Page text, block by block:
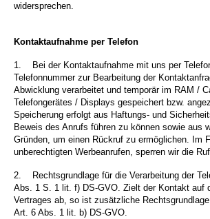
widersprechen.
Kontaktaufnahme per Telefon
1.
Bei der Kontaktaufnahme mit uns per
Telefonnummer zur Bearbeitung der
Abwicklung verarbeitet und temporär im RAM /
Telefongerätes / Displays gespeichert bzw.
Speicherung erfolgt aus Haftungs- und
Beweis des Anrufs führen zu können sowie aus
Gründen, um einen Rückruf zu ermöglichen. Im
unberechtigten Werbeanrufen, sperren wir die
2.
Rechtsgrundlage für die Verarbeitung der
Abs. 1 S. 1 lit. f) DS-GVO. Zielt der Kontakt auf
Vertrages ab, so ist zusätzliche
Art. 6 Abs. 1 lit. b) DS-GVO.